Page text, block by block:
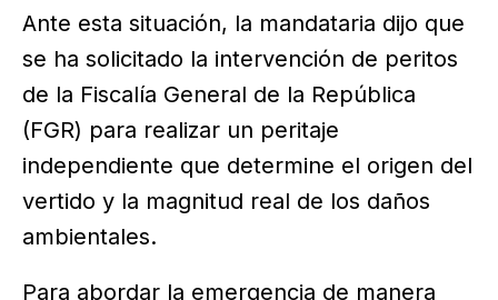
Ante esta situación, la mandataria dijo que
se ha solicitado la intervención de peritos
de la Fiscalía General de la República
(FGR) para realizar un peritaje
independiente que determine el origen del
vertido y la magnitud real de los daños
ambientales.
Para abordar la emergencia de manera